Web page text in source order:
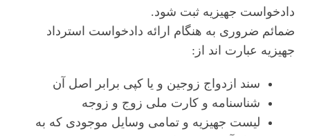
دادخواست جهیزیه ثبت شود.
ضمائم ضروری به هنگام ارائه دادخواست استرداد
جهیزیه عبارت اند از:
سند ازدواج زوجین و یا کپی برابر اصل آن
شناسنامه و کارت ملی زوج و زوجه
لیست جهیزیه و تمامی وسایل موجودی که به